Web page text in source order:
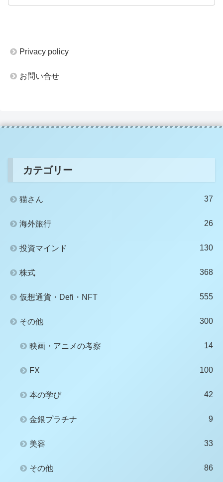
Privacy policy
お問い合せ
カテゴリー
猫さん 37
海外旅行 26
投資マインド 130
株式 368
仮想通貨・Defi・NFT 555
その他 300
映画・アニメの考察 14
FX 100
本の学び 42
金銀プラチナ 9
美容 33
その他 86